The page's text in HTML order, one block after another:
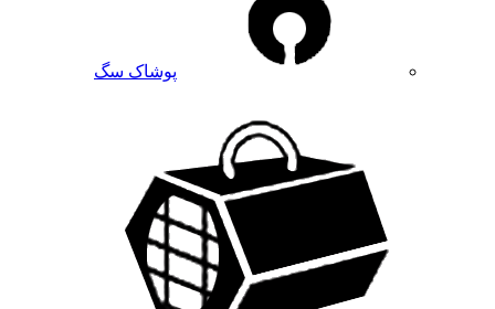
پوشاک سگ